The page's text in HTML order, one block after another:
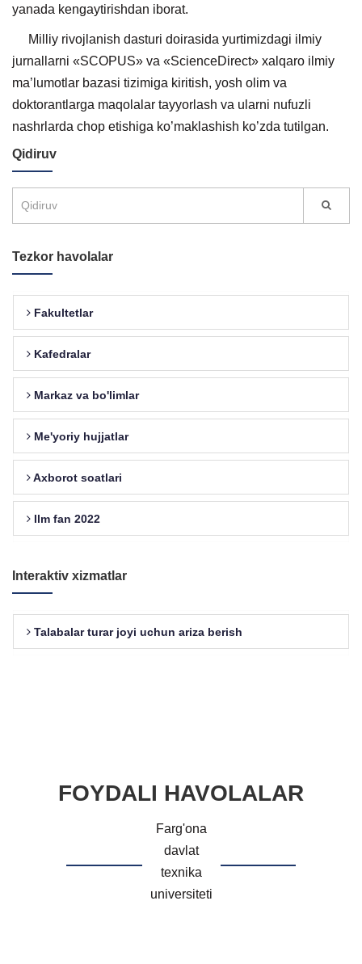
yanada kengaytirishdan iborat.
Milliy rivojlanish dasturi doirasida yurtimizdagi ilmiy
jurnallarni «SCOPUS» va «ScienceDirect» xalqaro ilmiy
ma’lumotlar bazasi tizimiga kiritish, yosh olim va
doktorantlarga maqolalar tayyorlash va ularni nufuzli
nashrlarda chop etishiga kо’maklashish kо’zda tutilgan.
Qidiruv
Tezkor havolalar
Fakultetlar
Kafedralar
Markaz va bo'limlar
Me'yoriy hujjatlar
Axborot soatlari
Ilm fan 2022
Interaktiv xizmatlar
Talabalar turar joyi uchun ariza berish
FOYDALI HAVOLALAR
Farg'ona
davlat
texnika
universiteti